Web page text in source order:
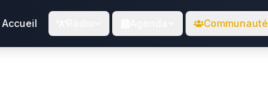
Accueil Communauté